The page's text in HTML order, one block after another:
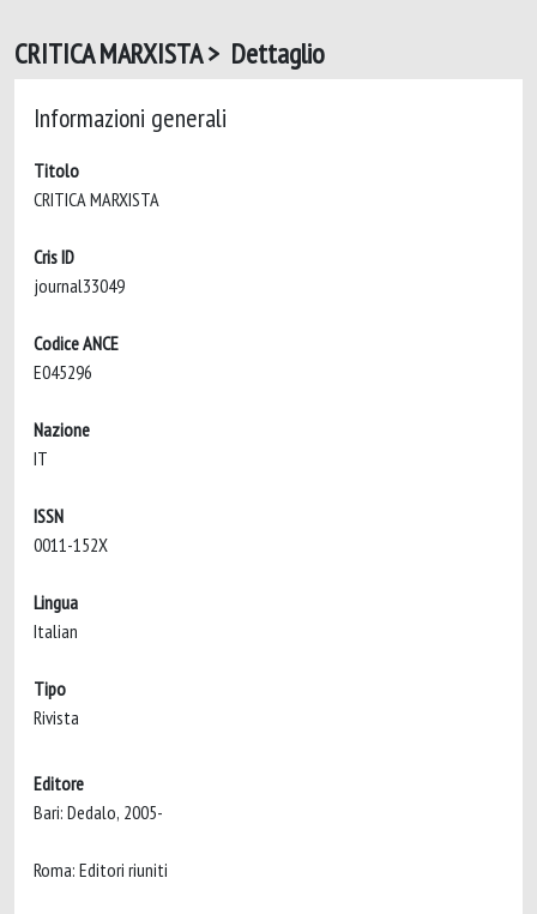
CRITICA MARXISTA > Dettaglio
Informazioni generali
Titolo
Cris ID
Codice ANCE
Nazione
ISSN
Lingua
Tipo
Rivista
Editore
Bari: Dedalo, 2005-